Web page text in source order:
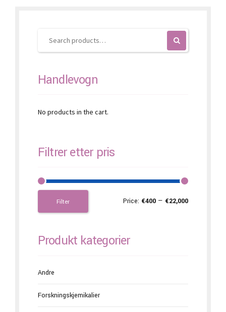
product
Handlevogn
No products in the cart.
Filtrer etter pris
Filter Price: €400 — €22,000
Produkt kategorier
Andre
Forskningskjemikalier